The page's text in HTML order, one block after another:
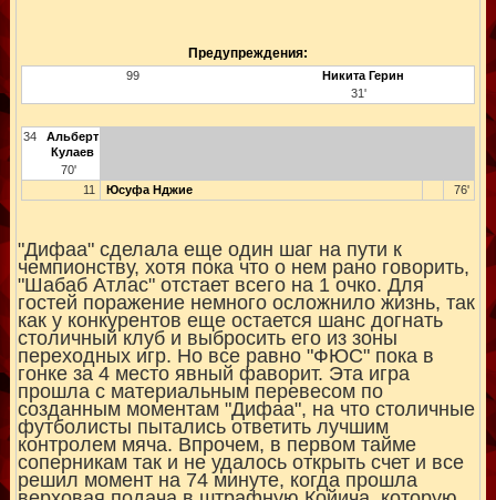
Предупреждения:
99
Никита Герин
31'
34
Альберт
Кулаев
70'
11
Юсуфа Нджие 76'
"Дифаа" сделала еще один шаг на пути к
чемпионству, хотя пока что о нем рано говорить,
"Шабаб Атлас" отстает всего на 1 очко. Для
гостей поражение немного осложнило жизнь, так
как у конкурентов еще остается шанс догнать
столичный клуб и выбросить его из зоны
переходных игр. Но все равно "ФЮС" пока в
гонке за 4 место явный фаворит. Эта игра
прошла с материальным перевесом по
созданным моментам "Дифаа", на что столичные
футболисты пытались ответить лучшим
контролем мяча. Впрочем, в первом тайме
соперникам так и не удалось открыть счет и все
решил момент на 74 минуте, когда прошла